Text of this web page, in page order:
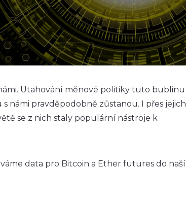
Utahování měnové politiky tuto bublinu
námi pravděpodobně zůstanou. I přes jejich
se z nich staly populární nástroje k
data pro Bitcoin a Ether futures do naší